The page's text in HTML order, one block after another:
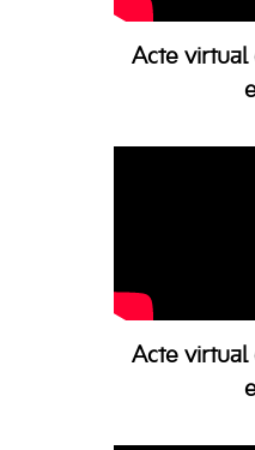
Acte virtual
Acte virtual